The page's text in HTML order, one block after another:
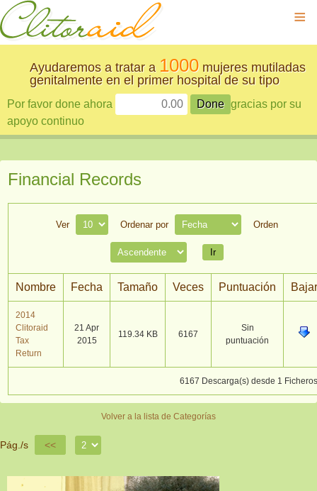
≡
Ayudaremos a tratar a 1000mujeres mutiladas
genitalmente en el primer hospital de su tipo
Por favor done ahora
gracias por su
apoyo continuo
Financial Records
Ver Ordenar por Orden
Nombre Fecha Tamaño Veces Puntuación Bajar
2014
Clitoraid
Tax
Return
21 Apr
2015
119.34 KB 6167
Sin
puntuación
6167 Descarga(s) desde 1 Ficheros
Volver a la lista de Categorías
Pág./s <<